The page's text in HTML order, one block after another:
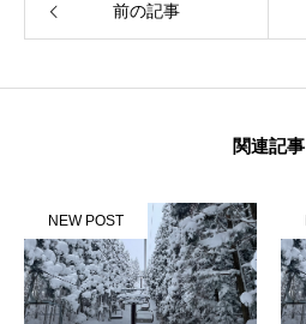
前の記事
関連記事
NEW POST